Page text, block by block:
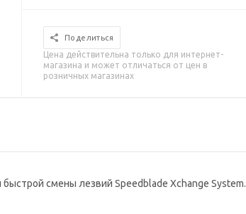
Поделиться
Цена действительна только для интернет-
магазина и может отличаться от цен в
розничных магазинах
смены лезвий Speedblade Xchange System.